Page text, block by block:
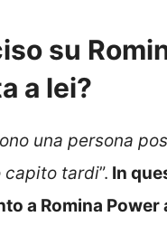
su
a lei?
una persona
capito tardi”. In
a Romina Power